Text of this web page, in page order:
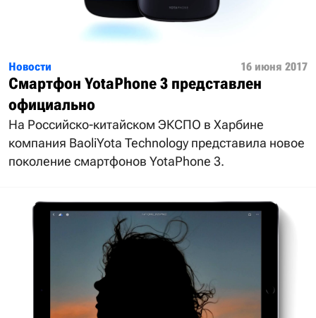
Новости 16 июня 2017
Смартфон YotaPhone 3 представлен
официально
На Российско-китайском ЭКСПО в Харбине
компания BaoliYota Technology представила новое
поколение смартфонов YotaPhone 3.